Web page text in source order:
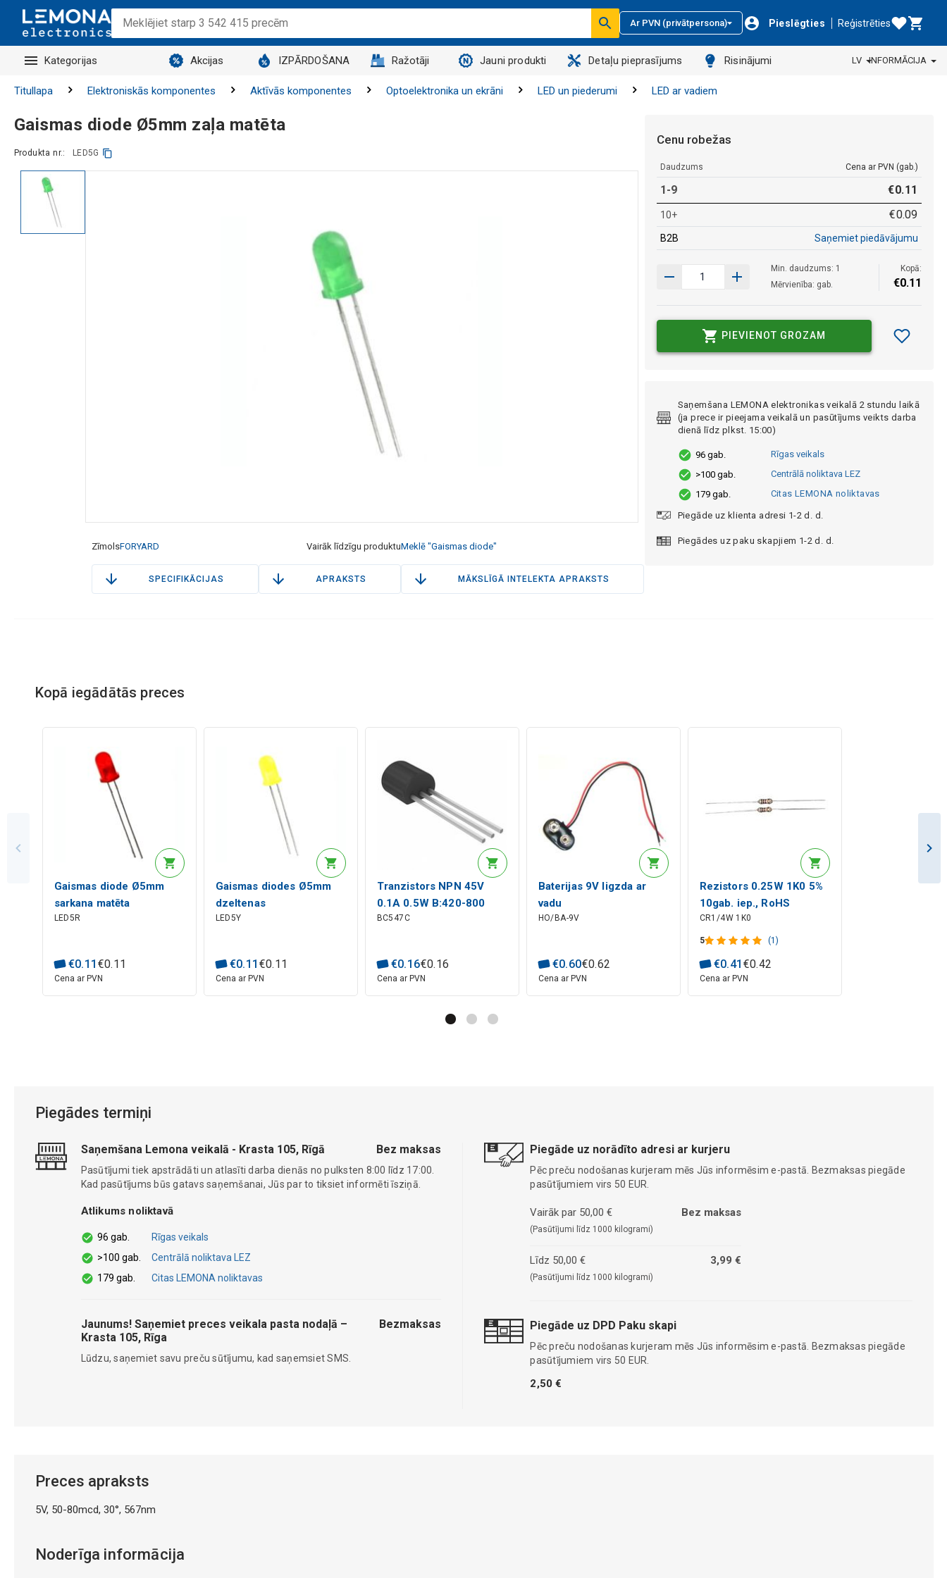
Ar PVN (privātpersona) Pieslēgties Reģistrēties
Kategorijas Akcijas IZPĀRDOŠANA Ražotāji Jauni produkti Detaļu pieprasījums Risinājumi LV INFORMĀCIJA
Titullapa Elektroniskās komponentes Aktīvās komponentes Optoelektronika un ekrāni LED un piederumi LED ar vadiem
Gaismas diode Ø5mm zaļa matēta
Produkta nr.: LED5G
ZīmolsFORYARD Vairāk līdzīgu produktuMeklē "Gaismas diode"
SPECIFIKĀCIJAS APRAKSTS MĀKSLĪGĀ INTELEKTA APRAKSTS
Cenu robežas
Daudzums Cena ar PVN (gab.)
1-9 €0.11
10+ €0.09
B2B Saņemiet piedāvājumu
Min. daudzums: 1
Mērvienība: gab.
Kopā:
€0.11
PIEVIENOT GROZAM
Saņemšana LEMONA elektronikas veikalā 2 stundu laikā
(ja prece ir pieejama veikalā un pasūtījums veikts darba
dienā līdz plkst. 15:00)
96 gab.
Rīgas veikals
>100 gab.
Centrālā noliktava LEZ
179 gab.
Citas LEMONA noliktavas
Piegāde uz klienta adresi 1-2 d. d.
Piegādes uz paku skapjiem 1-2 d. d.
Kopā iegādātās preces
Gaismas diode Ø5mm
sarkana matēta
LED5R
€0.11 €0.11
Cena ar PVN
Gaismas diodes Ø5mm
dzeltenas
LED5Y
€0.11 €0.11
Cena ar PVN
Tranzistors NPN 45V
0.1A 0.5W B:420-800
TO92
BC547C
€0.16€0.16
Cena ar PVN
Baterijas 9V ligzda ar
vadu
HO/BA-9V
€0.60€0.62
Cena ar PVN
Rezistors 0.25W 1K0 5%
10gab. iep., RoHS
CR1/4W 1K0
5 (1)
€0.41 €0.42
Cena ar PVN
Piegādes termiņi
Saņemšana Lemona veikalā - Krasta 105, Rīgā Bez maksas
Pasūtījumi tiek apstrādāti un atlasīti darba dienās no pulksten 8:00 līdz 17:00.
Kad pasūtījums būs gatavs saņemšanai, Jūs par to tiksiet informēti īsziņā.
Atlikums noliktavā
96 gab.
Rīgas veikals
>100 gab.
Centrālā noliktava LEZ
179 gab.
Citas LEMONA noliktavas
Jaunums! Saņemiet preces veikala pasta nodaļā –
Krasta 105, Rīga
Bezmaksas
Lūdzu, saņemiet savu preču sūtījumu, kad saņemsiet SMS.
Piegāde uz norādīto adresi ar kurjeru
Pēc preču nodošanas kurjeram mēs Jūs informēsim e-pastā. Bezmaksas piegāde
pasūtījumiem virs 50 EUR.
Vairāk par 50,00 €
(Pasūtījumi līdz 1000 kilogrami)
Bez maksas
Līdz 50,00 €
(Pasūtījumi līdz 1000 kilogrami)
3,99 €
Piegāde uz DPD Paku skapi
Pēc preču nodošanas kurjeram mēs Jūs informēsim e-pastā. Bezmaksas piegāde
pasūtījumiem virs 50 EUR.
2,50 €
Preces apraksts
5V, 50-80mcd, 30°, 567nm
Noderīga informācija